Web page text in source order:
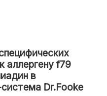
аллергену f79
в
Dr.Fooke